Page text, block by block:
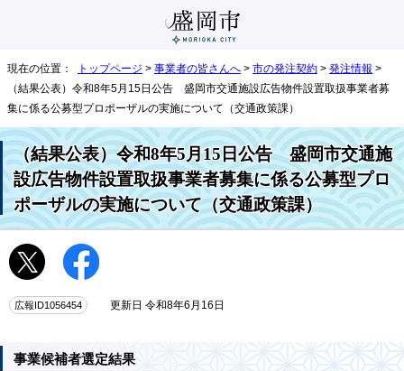
現在の位置： トップページ > 事業者の皆さんへ > 市の発注契約 > 発注情報 >
（結果公表）令和8年5月15日公告 盛岡市交通施設広告物件設置取扱事業者募
集に係る公募型プロポーザルの実施について（交通政策課）
（結果公表）令和8年5月15日公告 盛岡市交通施
設広告物件設置取扱事業者募集に係る公募型プロ
ポーザルの実施について（交通政策課）
広報ID1056454 更新日 令和8年6月16日
事業候補者選定結果